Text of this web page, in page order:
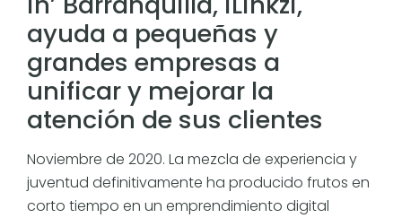
ayuda a pequeñas y
grandes empresas a
unificar y mejorar la
atención de sus clientes
Noviembre de 2020. La mezcla de experiencia y
juventud definitivamente ha producido frutos en
corto tiempo en un emprendimiento digital